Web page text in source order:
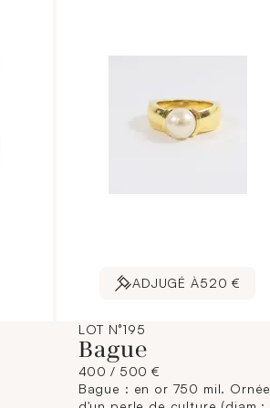
ADJUGÉ À520 €
LOT N°195
Bague
400 / 500 €
Bague : en or 750 mil. Ornée